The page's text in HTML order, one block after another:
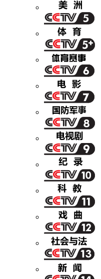
教育 乡村振兴
大国智造 大国展会
CCTV.节目官网 直播